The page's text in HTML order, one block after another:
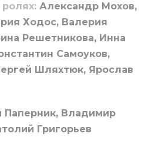
Александр Мохов,
Ходос, Валерия
Решетникова, Инна
Самоуков,
Шляхтюк, Ярослав
Паперник, Владимир
Григорьев